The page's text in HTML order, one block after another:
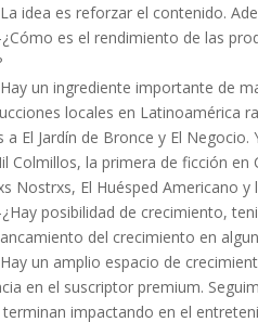
idea es reforzar el contenido.
es el rendimiento de las
un ingrediente importante de
locales en Latinoamérica
a El Jardín de Bronce y El
Colmillos, la primera de ficción
Nostrxs, El Huésped Americano y
posibilidad de crecimiento,
del crecimiento en
un amplio espacio de
en el suscriptor premium.
impactando en el